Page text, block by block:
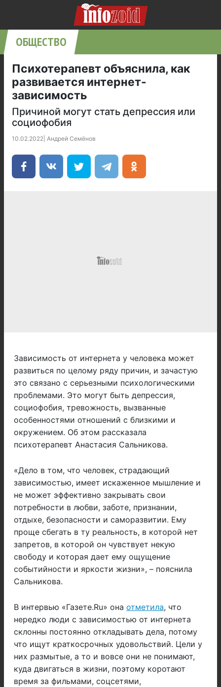
ОБЩЕСТВО
Психотерапевт объяснила, как
развивается интернет-
зависимость
Причиной могут стать депрессия или
социофобия
10.02.2022 Андрей Семёнов
Зависимость от интернета у человека может
развиться по целому ряду причин, и зачастую
это связано с серьезными психологическими
проблемами. Это могут быть депрессия,
социофобия, тревожность, вызванные
особенностями отношений с близкими и
окружением. Об этом рассказала
психотерапевт Анастасия Сальникова.
«Дело в том, что человек, страдающий
зависимостью, имеет искаженное мышление и
не может эффективно закрывать свои
потребности в любви, заботе, признании,
отдыхе, безопасности и саморазвитии. Ему
проще сбегать в ту реальность, в которой нет
запретов, в которой он чувствует некую
свободу и которая дает ему ощущение
событийности и яркости жизни», – пояснила
Сальникова.
В интервью «Газете.Ru» она отметила, что
нередко люди с зависимостью от интернета
склонны постоянно откладывать дела, потому
что ищут краткосрочных удовольствий. Цели у
них размытые, а то и вовсе они не понимают,
куда двигаться в жизни, поэтому коротают
время за фильмами, соцсетями,